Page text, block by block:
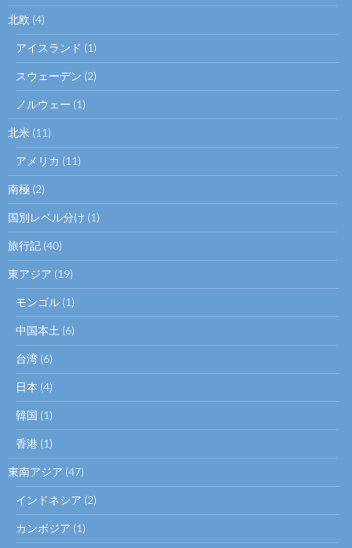
北欧 (4)
アイスランド (1)
スウェーデン (2)
ノルウェー (1)
北米 (11)
アメリカ (11)
南極 (2)
国別レベル分け (1)
旅行記 (40)
東アジア (19)
モンゴル (1)
中国本土 (6)
台湾 (6)
日本 (4)
韓国 (1)
香港 (1)
東南アジア (47)
インドネシア (2)
カンボジア (1)